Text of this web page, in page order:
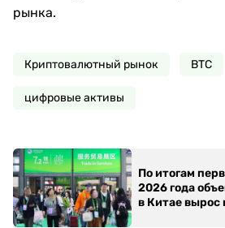
рынка.
Криптовалютный рынок ВТС
цифровые активы
По итогам
2026 года
в Китае вырос